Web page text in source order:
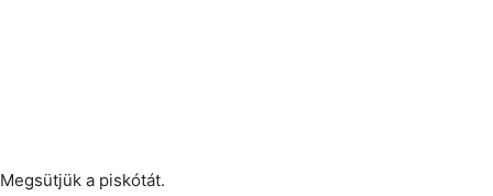
Megsütjük a piskótát.